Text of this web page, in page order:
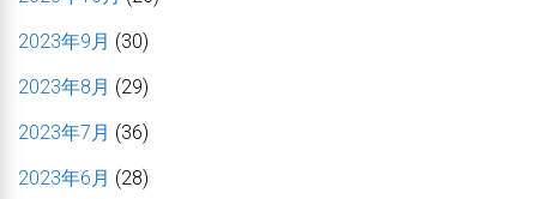
2023年9月 (30)
2023年8月 (29)
2023年7月 (36)
2023年6月 (28)